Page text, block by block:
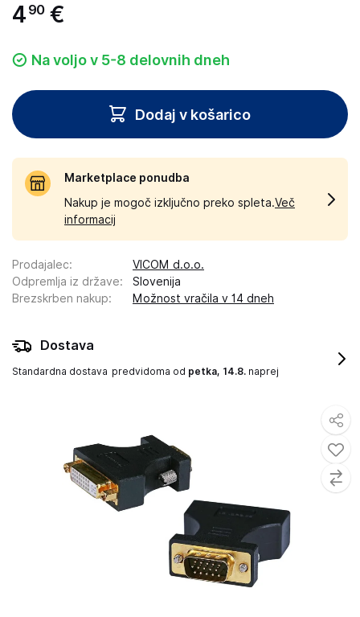
4 90 €
Na voljo v 5-8 delovnih dneh
Dodaj v košarico
Marketplace ponudba
Nakup je mogoč izključno preko spleta.Več
informacij
Prodajalec:
VICOM d.o.o.
Odpremlja iz države:
Slovenija
Brezskrben nakup: Možnost vračila v 14 dneh
Dostava
Standardna dostava predvidoma od petka, 14.8. naprej